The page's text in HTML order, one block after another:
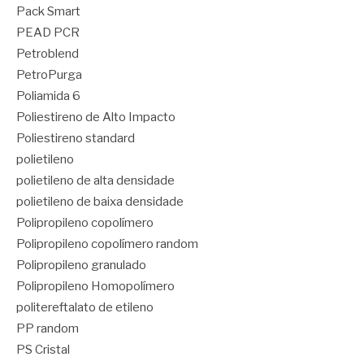
Pack Smart
PEAD PCR
Petroblend
PetroPurga
Poliamida 6
Poliestireno de Alto Impacto
Poliestireno standard
polietileno
polietileno de alta densidade
polietileno de baixa densidade
Polipropileno copolímero
Polipropileno copolímero random
Polipropileno granulado
Polipropileno Homopolímero
politereftalato de etileno
PP random
PS Cristal